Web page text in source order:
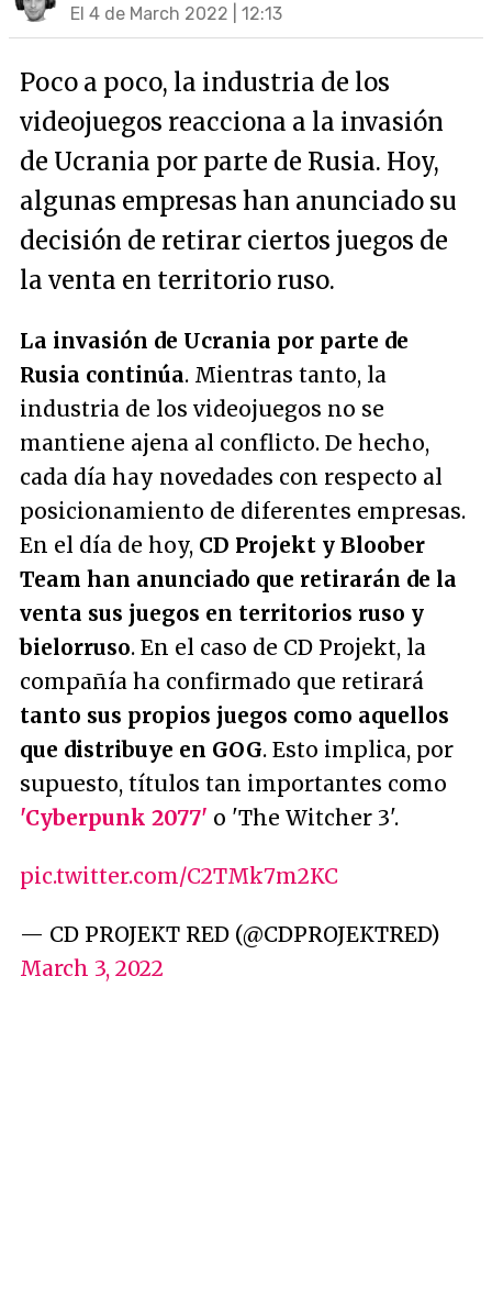
El 4 de March 2022 | 12:13
Poco a poco, la industria de los
videojuegos reacciona a la invasión
de Ucrania por parte de Rusia. Hoy,
algunas empresas han anunciado su
decisión de retirar ciertos juegos de
la venta en territorio ruso.
La invasión de Ucrania por parte de
Rusia continúa. Mientras tanto, la
industria de los videojuegos no se
mantiene ajena al conflicto. De hecho,
cada día hay novedades con respecto al
posicionamiento de diferentes empresas.
En el día de hoy, CD Projekt y Bloober
Team han anunciado que retirarán de la
venta sus juegos en territorios ruso y
bielorruso. En el caso de CD Projekt, la
compañía ha confirmado que retirará
tanto sus propios juegos como aquellos
que distribuye en GOG. Esto implica, por
supuesto, títulos tan importantes como
'Cyberpunk 2077' o 'The Witcher 3'.
pic.twitter.com/C2TMk7m2KC
— CD PROJEKT RED (@CDPROJEKTRED)
March 3, 2022